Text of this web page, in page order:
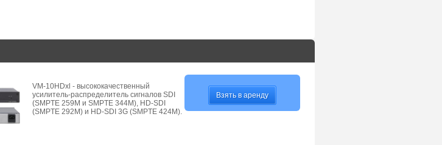
VM-10HDxl - высококачественный
усилитель-распределитель сигналов SDI
(SMPTE 259M и SMPTE 344M), HD-SDI
(SMPTE 292M) и HD-SDI 3G (SMPTE 424M).
Взять в аренду